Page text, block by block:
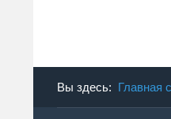
Вы здесь: Главная